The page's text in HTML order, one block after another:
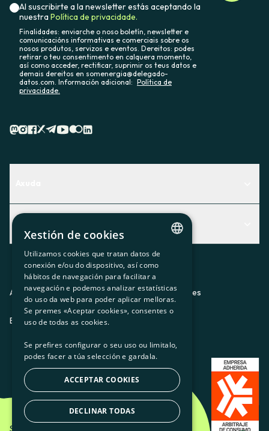
Al suscribirte a la newsletter estás aceptando la
nuestraPolítica de privacidade.
Finalidades: enviarche o noso boletín, newsletter e
comunicacións informativas e comerciais sobre os
nosos produtos, servizos e eventos. Dereitos: podes
retirar o teu consentimento en calquera momento,
así como acceder, rectificar, suprimir os teus datos e
demais dereitos en somenergia@delegado-
datos.com. Información adicional: Política de
privacidade.
Descubre qué servicio te encaja mejor
Contacto
Actualidad
O recuncho da socia
Prensa
Trabaja con nosotros
Aviso legalPolítica de privacidadPolítica de cookies
ES CAGLEU
Som Energia SCCL - 2026
CATALAN
SPANISH
GL
Xestión de cookies
Utilizamos cookies que tratan datos de
conexión e/ou do dispositivo, así como
hábitos de navegación para facilitar a
navegación e podemos analizar estatísticas
do uso da web para poder aplicar melloras.
Se premes «Aceptar cookies», consentes o
uso de todas as cookies.
Se prefires configurar o seu uso ou limitalo,
podes facer a túa selección e gardala.
ACCEPTAR COOKIES
DECLINAR TODAS